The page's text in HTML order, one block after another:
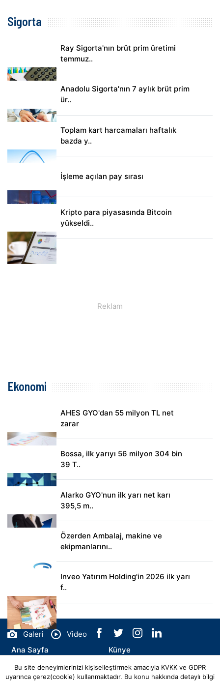
Sigorta
Ray Sigorta'nın brüt prim üretimi
temmuz..
Anadolu Sigorta'nın 7 aylık brüt prim
ür..
Toplam kart harcamaları haftalık
bazda y..
İşleme açılan pay sırası
Kripto para piyasasında Bitcoin
yükseldi..
Ekonomi
AHES GYO'dan 55 milyon TL net
zarar
Bossa, ilk yarıyı 56 milyon 304 bin
39 T..
Alarko GYO'nun ilk yarı net karı
395,5 m..
Özerden Ambalaj, makine ve
ekipmanlarını..
Inveo Yatırım Holding'in 2026 ilk yarı
f..
Galeri
Video
Ana Sayfa
Künye
İletişim
Bu site deneyimlerinizi kişiselleştirmek amacıyla KVKK ve GDPR
uyarınca çerez(cookie) kullanmaktadır. Bu konu hakkında detaylı bilgi